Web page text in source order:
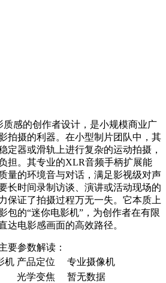
感的创作者设计，是小规模商业广
拍摄的利器。在小型制片团队中，其
定器或滑轨上进行复杂的运动拍摄，
担。其专业的XLR音频手柄扩展能
量的环境音与对话，满足影视级对声
长时间录制访谈、演讲或活动现场的
保证了拍摄过程万无一失。它本质上
包的“迷你电影机”，为创作者在有限
达电影感画面的高效路径。
要参数解读：
机 产品定位
专业摄像机
光学变焦
暂无数据